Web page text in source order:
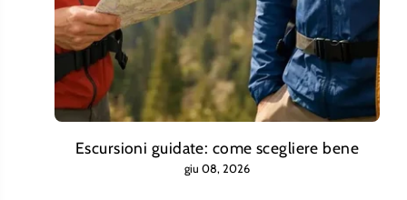
Escursioni guidate: come scegliere bene
giu 08, 2026